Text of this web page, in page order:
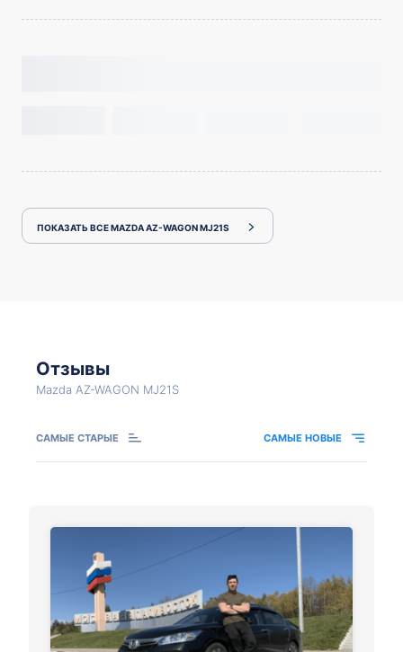
ПОКАЗАТЬ ВСЕ MAZDA AZ-WAGON MJ21S
Отзывы
Mazda AZ-WAGON MJ21S
САМЫЕ СТАРЫЕ САМЫЕ НОВЫЕ